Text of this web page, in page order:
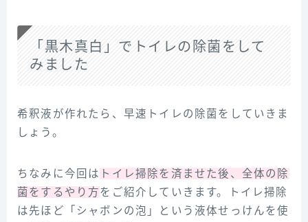
「黒木真白」でトイレの除菌をして
みました
希釈液が作れたら、早速トイレの除菌をしていきま
しょう。
ちなみに今回は トイレ掃除を済ませた後、全体の除
菌をするやり方をご紹介していきます。トイレ掃除
は先ほど「シャボンの泡」という液体せっけんを使